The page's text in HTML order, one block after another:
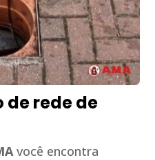
de rede de
você encontra